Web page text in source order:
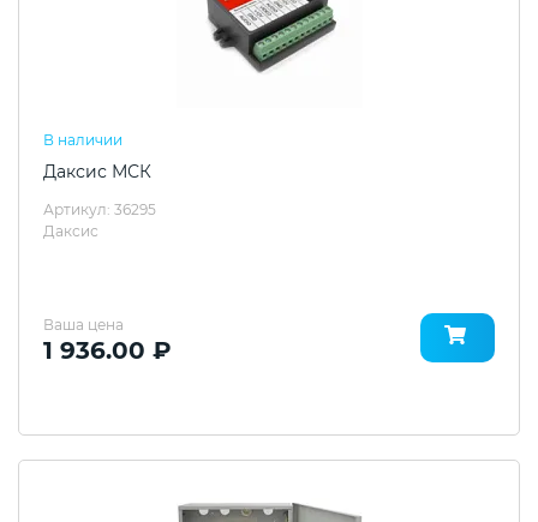
В наличии
Даксис МСК
Артикул: 36295
Даксис
Ваша цена
1 936.00 ₽